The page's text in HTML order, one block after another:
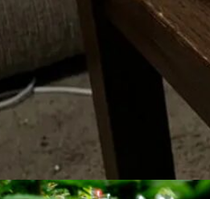
Cannabis mit Tabak: Risiken,